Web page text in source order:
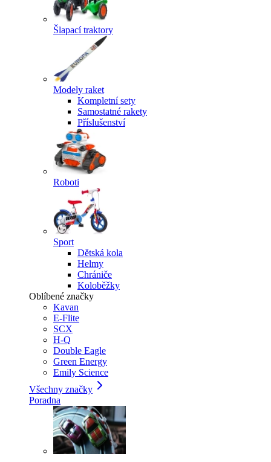
Šlapací traktory
Modely raket
Kompletní sety
Samostatné rakety
Příslušenství
Roboti
Sport
Dětská kola
Helmy
Chrániče
Koloběžky
Oblíbené značky
Kavan
E-Flite
SCX
H-Q
Double Eagle
Green Energy
Emily Science
Všechny značky
Poradna